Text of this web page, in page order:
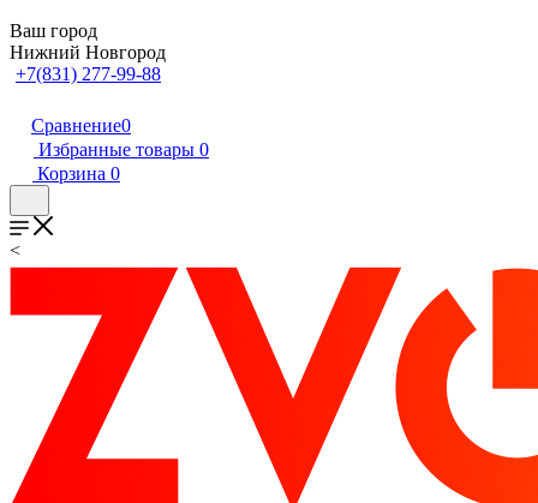
Ваш город
Нижний Новгород
+7(831) 277-99-88
Сравнение0
Избранные товары 0
Корзина 0
<